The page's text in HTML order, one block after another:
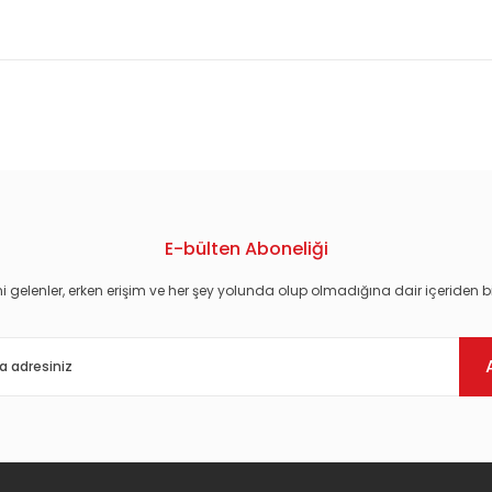
E-bülten Aboneliği
gelenler, erken erişim ve her şey yolunda olup olmadığına dair içeriden